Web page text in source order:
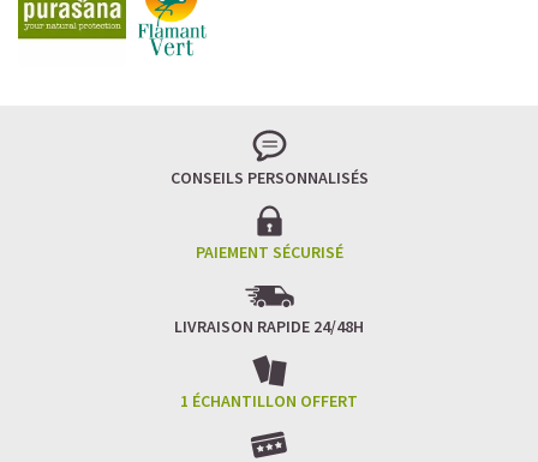
CONSEILS PERSONNALISÉS
PAIEMENT SÉCURISÉ
LIVRAISON RAPIDE 24/48H
1 ÉCHANTILLON OFFERT